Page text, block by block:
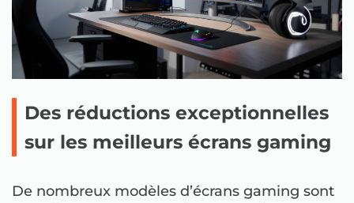
Des réductions exceptionnelles
sur les meilleurs écrans gaming
De nombreux modèles d’écrans gaming sont